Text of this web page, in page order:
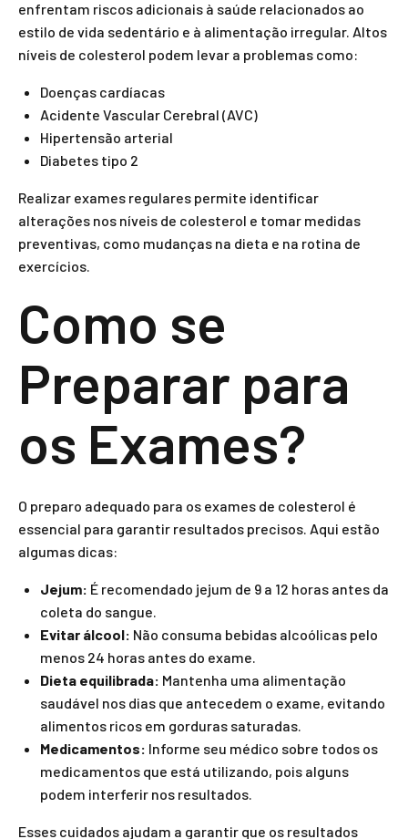
enfrentam riscos adicionais à saúde relacionados ao
estilo de vida sedentário e à alimentação irregular. Altos
níveis de colesterol podem levar a problemas como:
Doenças cardíacas
Acidente Vascular Cerebral (AVC)
Hipertensão arterial
Diabetes tipo 2
Realizar exames regulares permite identificar
alterações nos níveis de colesterol e tomar medidas
preventivas, como mudanças na dieta e na rotina de
exercícios.
Como se
Preparar para
os Exames?
O preparo adequado para os exames de colesterol é
essencial para garantir resultados precisos. Aqui estão
algumas dicas:
Jejum: É recomendado jejum de 9 a 12 horas antes da
coleta do sangue.
Evitar álcool: Não consuma bebidas alcoólicas pelo
menos 24 horas antes do exame.
Dieta equilibrada: Mantenha uma alimentação
saudável nos dias que antecedem o exame, evitando
alimentos ricos em gorduras saturadas.
Medicamentos: Informe seu médico sobre todos os
medicamentos que está utilizando, pois alguns
podem interferir nos resultados.
Esses cuidados ajudam a garantir que os resultados